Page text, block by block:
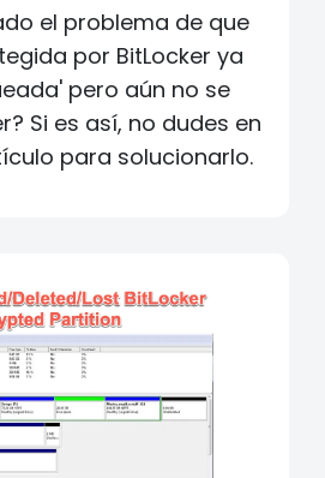
el problema de que
por BitLocker ya
pero aún no se
Si es así, no dudes en
para solucionarlo.